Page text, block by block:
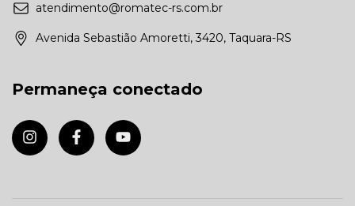
atendimento@romatec-rs.com.br
Avenida Sebastião Amoretti, 3420, Taquara-RS
Permaneça conectado